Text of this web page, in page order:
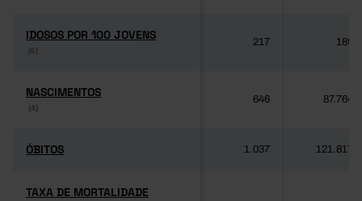
IDOSOS POR 100 JOVENS
(6)
IDOSOS POR 100 JOVENS
(6)
217 189
NASCIMENTOS
(4)
NASCIMENTOS
(4)
646 87.764
ÓBITOS
ÓBITOS 1.037 121.817
TAXA DE MORTALIDADE
TAXA DE MORTALIDADE